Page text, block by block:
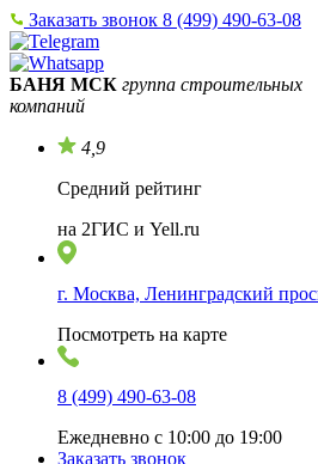
Заказать звонок 8 (499) 490-63-08
БАНЯ МСК группа строительных
компаний
4,9
Средний рейтинг
на 2ГИС и Yell.ru
г. Москва, Ленинградский
Посмотреть на карте
8 (499) 490-63-08
Ежедневно с 10:00 до 19:00
Заказать звонок